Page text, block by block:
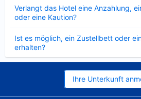
Verlangt das Hotel eine Anzahlung,
oder eine Kaution?
Ist es möglich, ein Zustellbett oder
erhalten?
Ihre Unterkunft